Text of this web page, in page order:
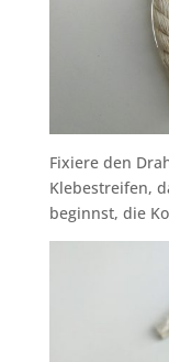
Fixiere den
Klebestreifen,
beginnst, die